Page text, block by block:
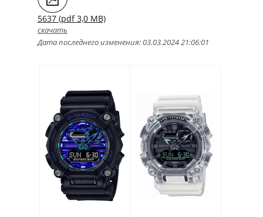
5637 (pdf 3,0 MB)
скачать
Дата последнего изменения: 03.03.2024 21:06:01